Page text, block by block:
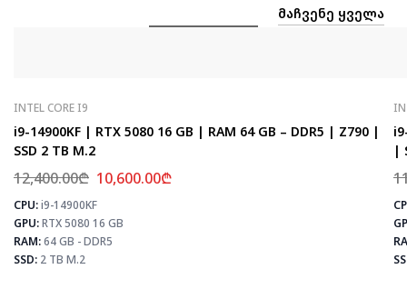
ᲛᲐᲩᲕᲔᲜᲔ ᲧᲕᲔᲚᲐ
INTEL CORE I9
i9-14900KF | RTX 5080 16 GB | RAM 64 GB – DDR5 | Z790 |
SSD 2 TB M.2
12,400.00₾ 10,600.00₾
CPU:i9-14900KF
GPU:RTX 5080 16 GB
RAM:64 GB - DDR5
SSD: 2 TB M.2
|